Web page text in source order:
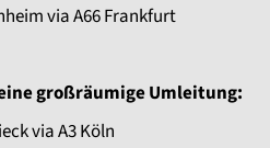
via A66 Frankfurt
großräumige Umleitung:
via A3 Köln